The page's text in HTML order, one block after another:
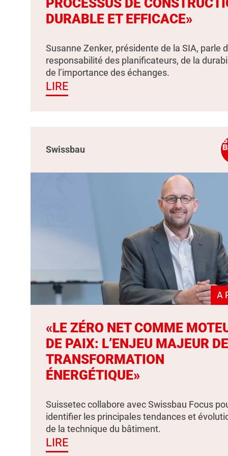
PROCESSUS DE
DURABLE ET EFFICACE»
Susanne Zenker, présidente de la SIA, parle
responsabilité des planificateurs, de la
de l’importance des échanges.
LIRE
Swissbau
A
«LE ZÉRO NET COMME
DE PAIX: L’ENJEU MAJEUR
TRANSFORMATION
ÉNERGÉTIQUE»
Suissetec collabore avec Swissbau Focus
identifier les principales tendances et
de la technique du bâtiment.
LIRE